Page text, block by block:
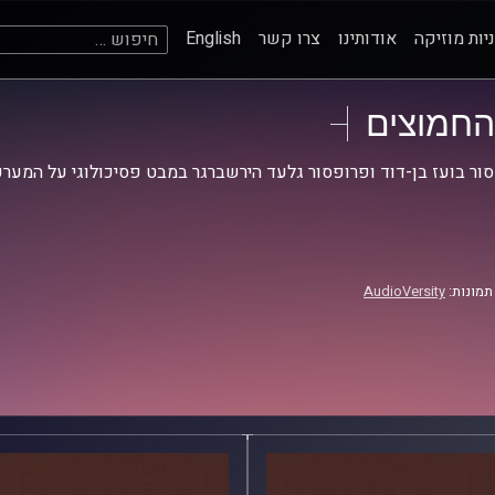
מוזיקה אודותינו צרו קשר English חיפוש:
החמוצים
בועז בן-דוד ופרופסור גלעד הירשברגר במבט פסיכולוגי על
AudioVersity